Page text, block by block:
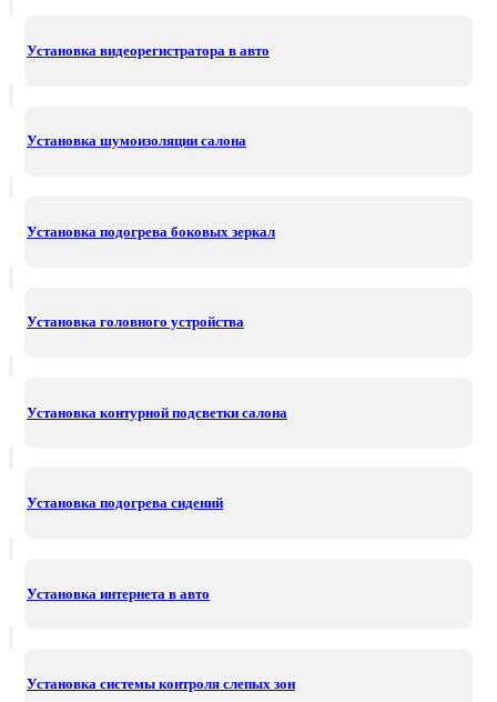
Установка видеорегистратора в авто
Установка шумоизоляции салона
Установка подогрева боковых зеркал
Установка головного устройства
Установка контурной подсветки салона
Установка подогрева сидений
Установка интернета в авто
Установка системы контроля слепых зон